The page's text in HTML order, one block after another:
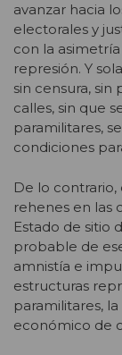
avanzar hacia
electorales y
con la
represión. Y
sin censura,
calles, sin que
paramilitares,
condiciones
De lo
rehenes en las
Estado de sitio
probable de
amnistía e
estructuras
paramilitares,
económico de